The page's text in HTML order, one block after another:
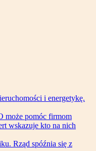
i energetykę.
może pomóc firmom
wskazuje kto na nich
Rząd spóźnia się z